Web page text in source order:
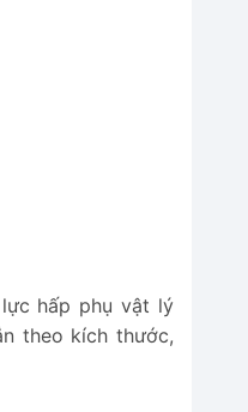
hấp phụ vật lý
theo kích thước,